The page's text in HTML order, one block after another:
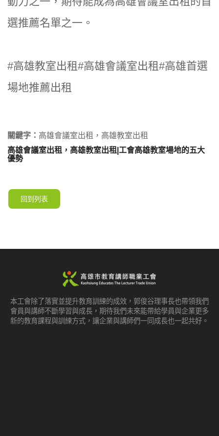
選推薦名單之一。
#高雄教室出租#高雄會議室出租#高雄首選
場地推薦出租
關鍵字： 高雄會議室出租，高雄教室出租
高雄會議室出租，高雄教室出租|工會高雄教室場地的五大
優勢
回到列表
本工會除了落實並提升教育訓練的成效，郭俊谷理事長也帶領我們
會員與講師不斷學習與成長，期待我們未來能帶給學員與企業更多
新的教育課程與訓練方式，讓企業與講師們一同成長也一起共好。